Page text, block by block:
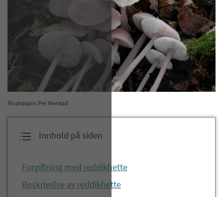
Illustrasjon: Per Marstad
Innhold på siden
​Forgiftning med reddikhette​
Beskrivelse av reddikhette​